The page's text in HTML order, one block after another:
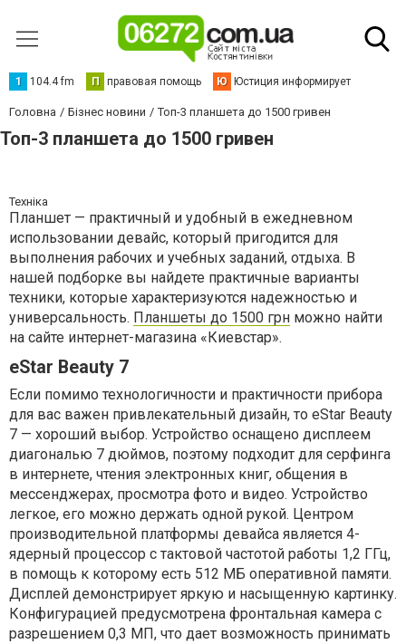
1 104.4 fm П правовая помощь Ю Юстиция информирует
Головна Бізнес новини Топ-3 планшета до 1500 гривен
Топ-3 планшета до 1500 гривен
Техніка
Планшет — практичный и удобный в ежедневном
использовании девайс, который пригодится для
выполнения рабочих и учебных заданий, отдыха. В
нашей подборке вы найдете практичные варианты
техники, которые характеризуются надежностью и
универсальность. Планшеты до 1500 грн можно найти
на сайте интернет-магазина «Киевстар».
eStar Beauty 7
Если помимо технологичности и практичности прибора
для вас важен привлекательный дизайн, то eStar Beauty
7 — хороший выбор. Устройство оснащено дисплеем
диагональю 7 дюймов, поэтому подходит для серфинга
в интернете, чтения электронных книг, общения в
мессенджерах, просмотра фото и видео. Устройство
легкое, его можно держать одной рукой. Центром
производительной платформы девайса является 4-
ядерный процессор с тактовой частотой работы 1,2 ГГц,
в помощь к которому есть 512 МБ оперативной памяти.
Дисплей демонстрирует яркую и насыщенную картинку.
Конфигурацией предусмотрена фронтальная камера с
разрешением 0,3 МП, что дает возможность принимать